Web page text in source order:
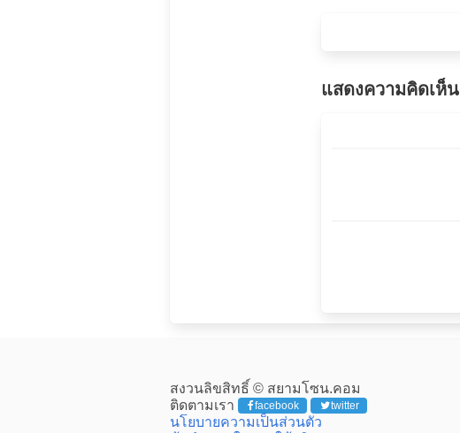
แสดงความคิดเห็น
สงวนลิขสิทธิ์ © สยามโซน.คอม
ติดตามเรา
facebook twitter
นโยบายความเป็นส่วนตัว